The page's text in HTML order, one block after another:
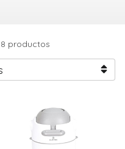
productos